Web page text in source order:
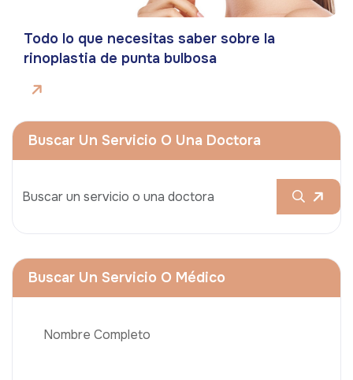
Todo lo que necesitas saber sobre la
rinoplastia de punta bulbosa
Buscar Un Servicio O Una Doctora
Buscar Un Servicio O Médico